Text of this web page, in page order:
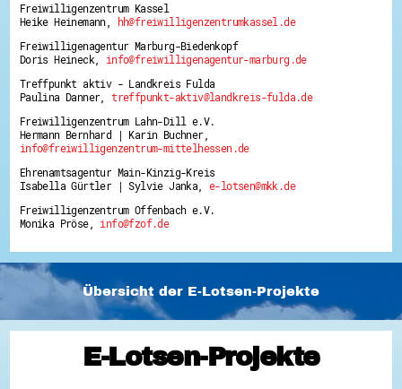
Freiwilligenzentrum Kassel
Heike Heinemann,
hh@freiwilligenzentrumkassel.de
Freiwilligenagentur Marburg-Biedenkopf
Doris Heineck, info@freiwilligenagentur-marburg.de
Treffpunkt aktiv - Landkreis Fulda
Paulina Danner,treffpunkt-aktiv@landkreis-fulda.de
Freiwilligenzentrum Lahn-Dill e.V.
Hermann Bernhard | Karin Buchner,
info@freiwilligenzentrum-mittelhessen.de
Ehrenamtsagentur Main-Kinzig-Kreis
Isabella Gürtler | Sylvie Janka,e-lotsen@mkk.de
Freiwilligenzentrum Offenbach e.V.
Monika Pröse, info@fzof.de
Übersicht der E-Lotsen-Projekte
E-Lotsen-Projekte